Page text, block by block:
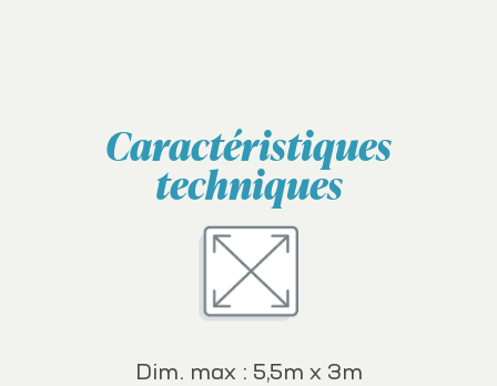
Caractéristiques
techniques
Dim. max : 5,5m x 3m